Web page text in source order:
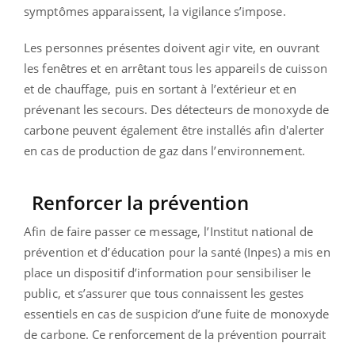
symptômes apparaissent, la vigilance s’impose.
Les personnes présentes doivent agir vite, en ouvrant
les fenêtres et en arrêtant tous les appareils de cuisson
et de chauffage, puis en sortant à l’extérieur et en
prévenant les secours. Des détecteurs de monoxyde de
carbone peuvent également être installés afin d'alerter
en cas de production de gaz dans l’environnement.
Renforcer la prévention
Afin de faire passer ce message, l’Institut national de
prévention et d’éducation pour la santé (Inpes) a mis en
place un dispositif d’information pour sensibiliser le
public, et s’assurer que tous connaissent les gestes
essentiels en cas de suspicion d’une fuite de monoxyde
de carbone. Ce renforcement de la prévention pourrait